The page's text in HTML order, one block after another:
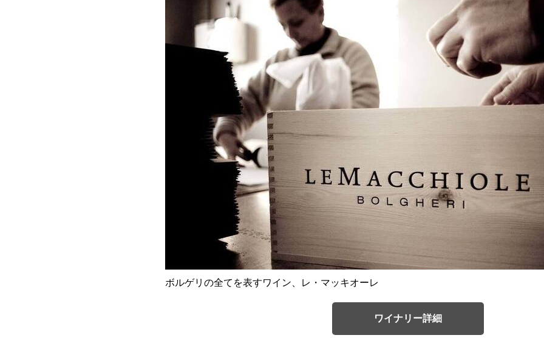
ボルゲリの全てを表すワイン、レ・マッキオーレ
ワイナリー詳細